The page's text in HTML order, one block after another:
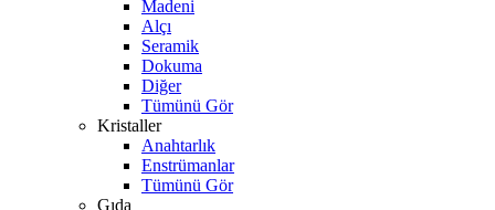
Madeni
Alçı
Seramik
Dokuma
Diğer
Tümünü Gör
Kristaller
Anahtarlık
Enstrümanlar
Tümünü Gör
Gıda